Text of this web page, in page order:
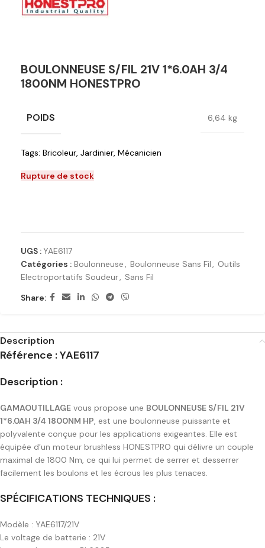
BOULONNEUSE S/FIL 21V 1*6.0AH 3/4
1800NM HONESTPRO
POIDS 6,64 kg
Tags: Bricoleur, Jardinier, Mécanicien
Rupture de stock
UGS : YAE6117
Catégories : Boulonneuse, Boulonneuse Sans Fil, Outils
Electroportatifs Soudeur, Sans Fil
Share:
Description
Référence : YAE6117
Description :
GAMAOUTILLAGE vous propose une BOULONNEUSE S/FIL 21V
1*6.0AH 3/4 1800NM HP, est une boulonneuse puissante et
polyvalente conçue pour les applications exigeantes. Elle est
équipée d’un moteur brushless HONESTPRO qui délivre un couple
maximal de 1800 Nm, ce qui lui permet de serrer et desserrer
facilement les boulons et les écrous les plus tenaces.
SPÉCIFICATIONS TECHNIQUES :
Modèle : YAE6117/21V
Le voltage de batterie : 21V